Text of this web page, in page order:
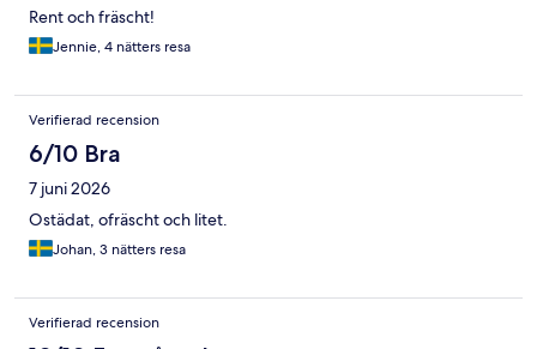
Rent och fräscht!
Jennie, 4 nätters resa
Verifierad recension
6/10 Bra
7 juni 2026
Ostädat, ofräscht och litet.
Johan, 3 nätters resa
Verifierad recension